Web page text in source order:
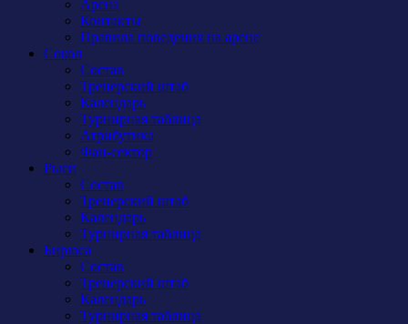
Арена
Контакты
Правила поведения на арене
Сокол
Состав
Тренерский штаб
Календарь
Турнирная таблица
Атрибутика
Фан-сектор
Рыси
Состав
Тренерский штаб
Календарь
Турнирная таблица
Бирюса
Состав
Тренерский штаб
Календарь
Турнирная таблица